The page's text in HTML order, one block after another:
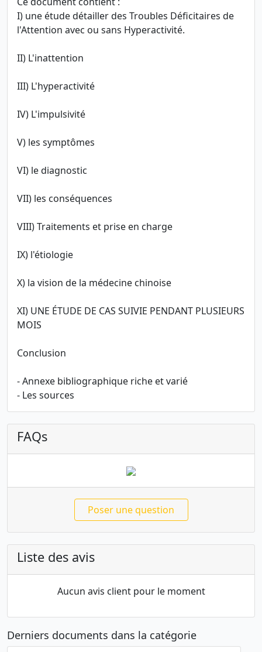
I) une étude détailler des Troubles Déficitaires de
l'Attention avec ou sans Hyperactivité.
II) L'inattention
III) L'hyperactivité
IV) L'impulsivité
V) les symptômes
VI) le diagnostic
VII) les conséquences
VIII) Traitements et prise en charge
IX) l'étiologie
X) la vision de la médecine chinoise
XI) UNE ÉTUDE DE CAS SUIVIE PENDANT PLUSIEURS
MOIS
Conclusion
- Annexe bibliographique riche et varié
- Les sources
FAQs
Poser une question
Liste des avis
Aucun avis client pour le moment
Derniers documents dans la catégorie